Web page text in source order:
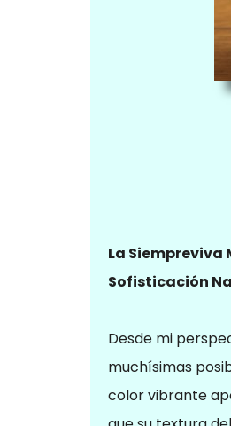
La Siempreviva
Sofisticación
Desde mi
muchísimas
color vibrante